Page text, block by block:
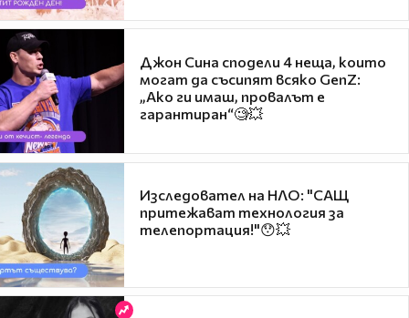
Джон Сина сподели 4 неща, които
могат да съсипят всяко GenZ:
„Ако ги имаш, провалът е
гарантиран“🧐💥
Изследовател на НЛО: "САЩ
притежават технология за
телепортация!"😯💥